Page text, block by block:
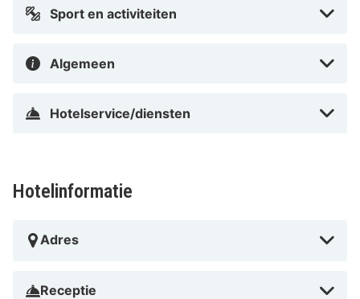
Sport en activiteiten
Algemeen
Hotelservice/diensten
Hotelinformatie
Adres
Receptie